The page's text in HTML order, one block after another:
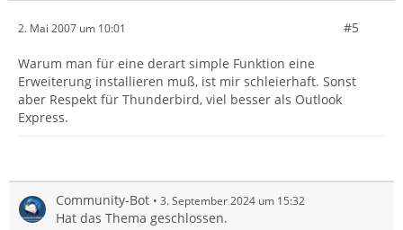
2. Mai 2007 um 10:01 #5
Warum man für eine derart simple Funktion eine
Erweiterung installieren muß, ist mir schleierhaft. Sonst
aber Respekt für Thunderbird, viel besser als Outlook
Express.
Community-Bot 3. September 2024 um 15:32
Hat das Thema geschlossen.